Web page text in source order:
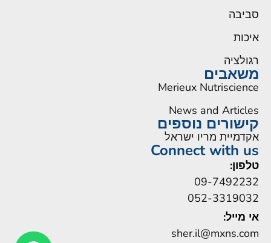
סביבה
איכות
רגולציה
משאבים
Merieux Nutriscience
News and Articles
קישורים נוספים
אקדמיית מריו ישראל
Connect with us
טלפון:
09-7492232
052-3319032
אי מייל:
sher.il@mxns.com